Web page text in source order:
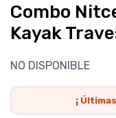
Combo
Kayak
NO DISPONIBLE
¡ Últimas